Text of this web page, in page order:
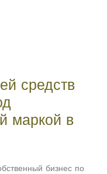
средств
маркой в
бизнес по